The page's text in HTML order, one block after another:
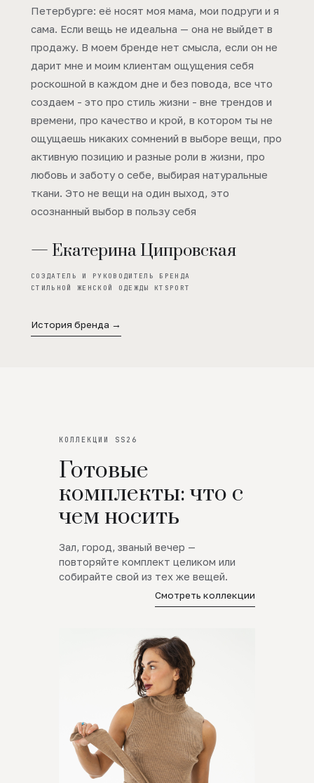
Петербурге: её носят моя мама, мои подруги и я
сама. Если вещь не идеальна — она не выйдет в
продажу. В моем бренде нет смысла, если он не
дарит мне и моим клиентам ощущения себя
роскошной в каждом дне и без повода, все что
создаем - это про стиль жизни - вне трендов и
времени, про качество и крой, в котором ты не
ощущаешь никаких сомнений в выборе вещи, про
активную позицию и разные роли в жизни, про
любовь и заботу о себе, выбирая натуральные
ткани. Это не вещи на один выход, это
осознанный выбор в пользу себя
— Екатерина Ципровская
СОЗДАТЕЛЬ И РУКОВОДИТЕЛЬ БРЕНДА
СТИЛЬНОЙ ЖЕНСКОЙ ОДЕЖДЫ KTSPORT
История бренда →
КОЛЛЕКЦИИ SS26
Готовые
комплекты: что с
чем носить
Зал, город, званый вечер —
повторяйте комплект целиком или
собирайте свой из тех же вещей.
Смотреть коллекции